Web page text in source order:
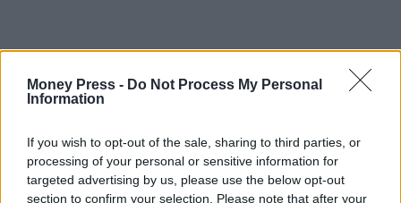
Money Press - Do Not Process My Personal
Information
If you wish to opt-out of the sale, sharing to third parties, or
processing of your personal or sensitive information for
targeted advertising by us, please use the below opt-out
section to confirm your selection. Please note that after your